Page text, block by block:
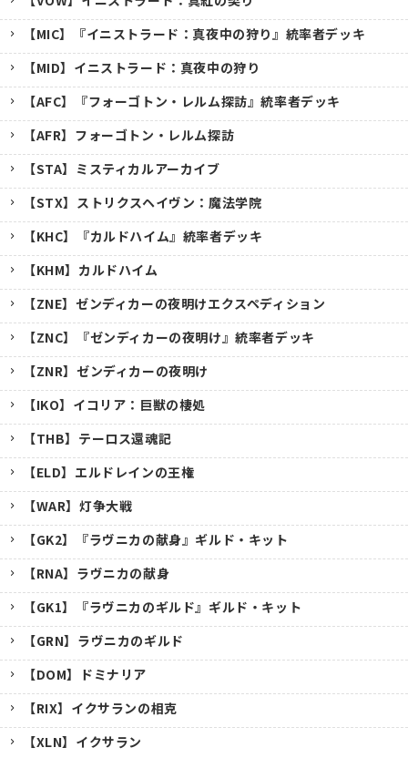
【MIC】『イニストラード：真夜中の狩り』統率者デッキ
【MID】イニストラード：真夜中の狩り
【AFC】『フォーゴトン・レルム探訪』統率者デッキ
【AFR】フォーゴトン・レルム探訪
【STA】ミスティカルアーカイブ
【STX】ストリクスヘイヴン：魔法学院
【KHC】『カルドハイム』統率者デッキ
【KHM】カルドハイム
【ZNE】ゼンディカーの夜明けエクスペディション
【ZNC】『ゼンディカーの夜明け』統率者デッキ
【ZNR】ゼンディカーの夜明け
【IKO】イコリア：巨獣の棲処
【THB】テーロス還魂記
【ELD】エルドレインの王権
【WAR】灯争大戦
【GK2】『ラヴニカの献身』ギルド・キット
【RNA】ラヴニカの献身
【GK1】『ラヴニカのギルド』ギルド・キット
【GRN】ラヴニカのギルド
【DOM】ドミナリア
【RIX】イクサランの相克
【XLN】イクサラン